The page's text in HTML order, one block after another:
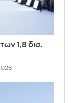
1,8 δισ.